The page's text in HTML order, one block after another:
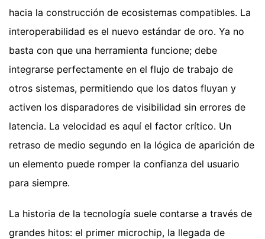
hacia la construcción de ecosistemas compatibles. La
interoperabilidad es el nuevo estándar de oro. Ya no
basta con que una herramienta funcione; debe
integrarse perfectamente en el flujo de trabajo de
otros sistemas, permitiendo que los datos fluyan y
activen los disparadores de visibilidad sin errores de
latencia. La velocidad es aquí el factor crítico. Un
retraso de medio segundo en la lógica de aparición de
un elemento puede romper la confianza del usuario
para siempre.
La historia de la tecnología suele contarse a través de
grandes hitos: el primer microchip, la llegada de